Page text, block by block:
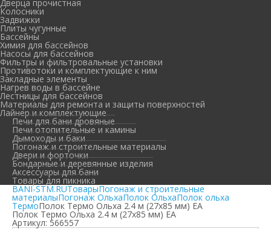
Дверца прочистная
Колосники
Задвижки
Плиты чугунные
Бассейны
Химия для бассейнов
Насосы для бассейнов
Фильтры и фильтровальные установки
Противотоки и комплектующие к ним
Закладные элементы
Нагрев воды в бассейне
Лестницы для бассейнов
Материалы для ремонта и защиты поверхностей
Лайнер и комплектующие
Печи для бани дровяные
Печи отопительные и камины
Дымоходы и баки
Погонаж и строительные материалы
Двери и форточки
Бондарные и деревянные изделия
Аксессуары для бани
Товары для пикника
BANI-STM.RUТоварыПогонаж и строительные
материалыПогонаж ОльхаПолок ОльхаПолок ольха
ТермоПолок Термо Ольха 2.4 м (27х85 мм) ЕА
Полок Термо Ольха 2.4 м (27х85 мм) ЕА
Артикул: 566557